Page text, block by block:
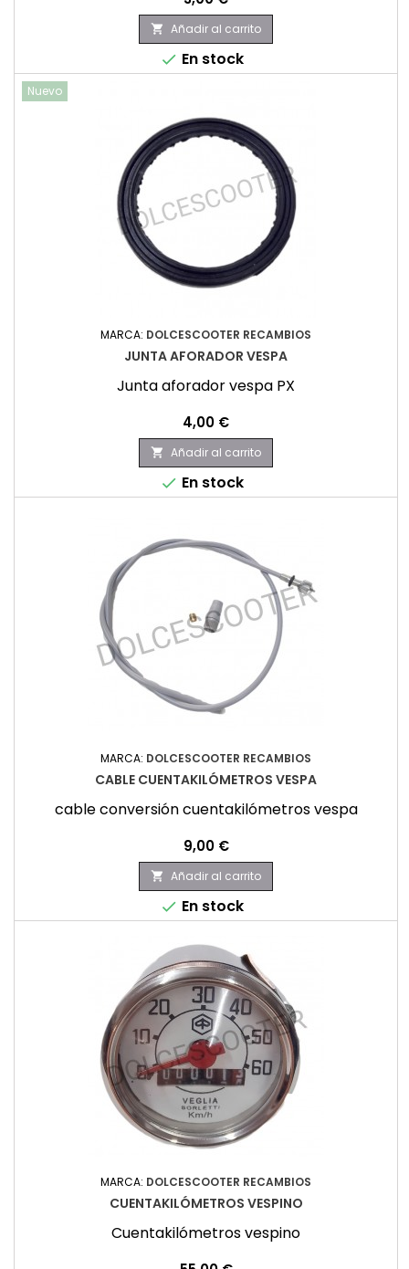
 Añadir al carrito
 En stock
Nuevo
MARCA: DOLCESCOOTER RECAMBIOS
JUNTA AFORADOR VESPA
Junta aforador vespa PX
Precio
4,00 €
 Añadir al carrito
 En stock
MARCA: DOLCESCOOTER RECAMBIOS
CABLE CUENTAKILÓMETROS VESPA
cable conversión cuentakilómetros vespa
Precio
9,00 €
 Añadir al carrito
 En stock
MARCA: DOLCESCOOTER RECAMBIOS
CUENTAKILÓMETROS VESPINO
Cuentakilómetros vespino